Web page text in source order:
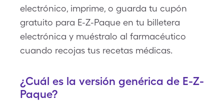
electrónico, imprime, o guarda tu cupón
gratuito para E-Z-Paque en tu billetera
electrónica y muéstralo al farmacéutico
cuando recojas tus recetas médicas.
¿Cuál es la versión genérica de E-Z-
Paque?